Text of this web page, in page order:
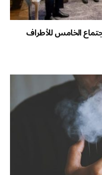
الخامس للأطراف